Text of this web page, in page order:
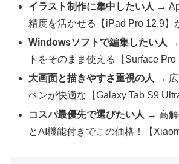
イラスト制作に集中したい人 →
精度を活かせる【iPad Pro 12.9】
Windowsソフトで編集したい人 →
トをそのまま使える【Surface Pro
大画面と描きやすさ重視の人 → 広
ペンが快適な【Galaxy Tab S9
コスパ最優先で選びたい人 → 高解
とAI機能付きでこの価格！【